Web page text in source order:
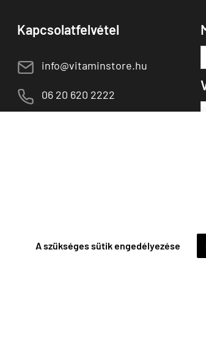
A szükséges sütik engedélyezése
Kapcsolatfelvétel
E info@vitaminstore.hu
M 06 20 620 2222